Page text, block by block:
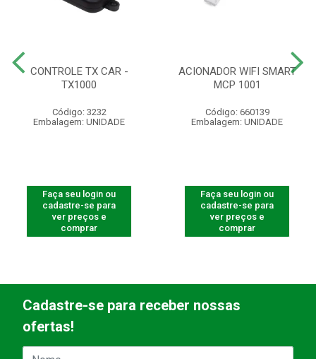
CONTROLE TX CAR -
TX1000
Código: 3232
Embalagem: UNIDADE
Faça seu login ou
cadastre-se para
ver preços e
comprar
ACIONADOR WIFI SMART
MCP 1001
Código: 660139
Embalagem: UNIDADE
Faça seu login ou
cadastre-se para
ver preços e
comprar
Cadastre-se para receber nossas
ofertas!